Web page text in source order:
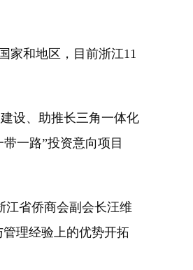
家和地区，目前浙江11
设、助推长三角一体化
一路”投资意向项目
省侨商会副会长汪维
理经验上的优势开拓